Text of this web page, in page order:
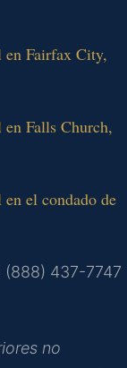
en Fairfax City,
Falls Church,
el condado de
(888) 437-7747
no